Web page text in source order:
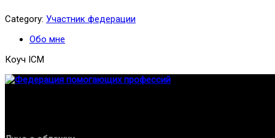
Category: Участник федерации
Обо мне
Коуч ICM